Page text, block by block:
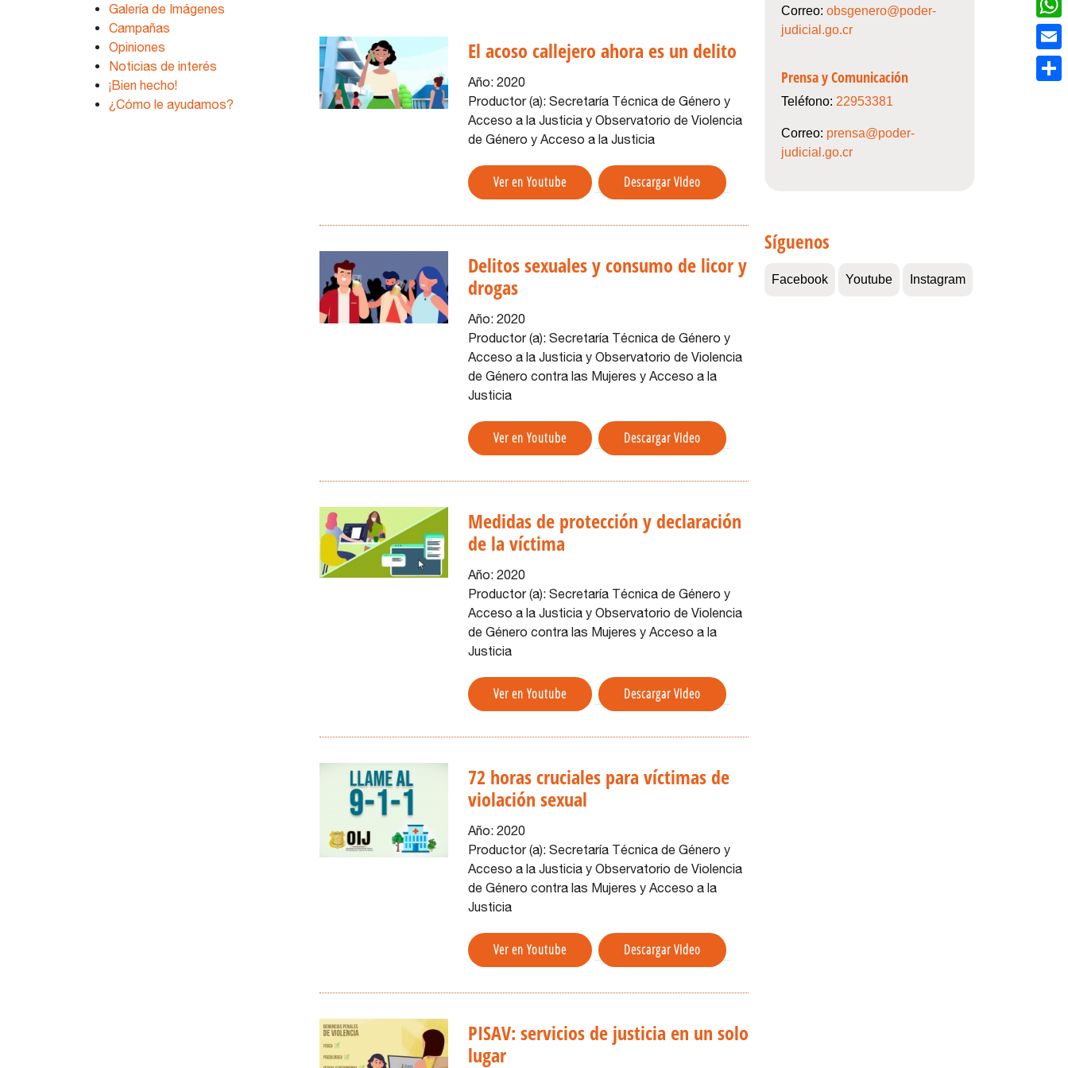
Galería de Imágenes
Campañas
Opiniones
Noticias de interés
¡Bien hecho!
¿Cómo le ayudamos?
El acoso callejero ahora es un delito
Año: 2020
Productor (a): Secretaría Técnica de Género y
Acceso a la Justicia y Observatorio de Violencia
de Género y Acceso a la Justicia
Ver en Youtube Descargar Video
Delitos sexuales y consumo de licor y
drogas
Año: 2020
Productor (a): Secretaría Técnica de Género y
Acceso a la Justicia y Observatorio de Violencia
de Género contra las Mujeres y Acceso a la
Justicia
Ver en Youtube Descargar Video
Medidas de protección y declaración
de la víctima
Año: 2020
Productor (a): Secretaría Técnica de Género y
Acceso a la Justicia y Observatorio de Violencia
de Género contra las Mujeres y Acceso a la
Justicia
Ver en Youtube Descargar Video
72 horas cruciales para víctimas de
violación sexual
Año: 2020
Productor (a): Secretaría Técnica de Género y
Acceso a la Justicia y Observatorio de Violencia
de Género contra las Mujeres y Acceso a la
Justicia
Ver en Youtube Descargar Video
PISAV: servicios de justicia en un solo
lugar
Correo: obsgenero@poder-
judicial.go.cr
Prensa y Comunicación
Teléfono: 22953381
Correo: prensa@poder-
judicial.go.cr
Síguenos
Facebook Youtube Instagram
Email